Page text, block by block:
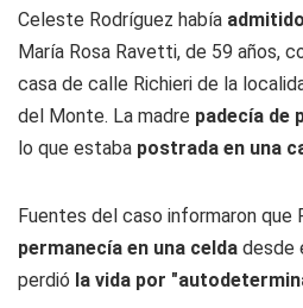
Celeste Rodríguez había
María Rosa Ravetti, de 59 años,
casa de calle Richieri de la
del Monte. La madre padecía de
lo que estaba postrada en una
Fuentes del caso informaron que
permanecía en una celda desde
perdió la vida por